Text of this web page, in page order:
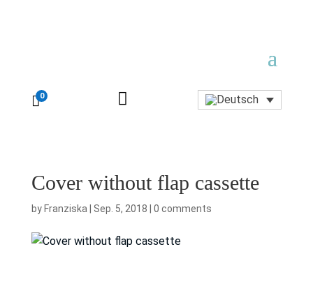
0 
Cover without flap cassette
by Franziska Sep. 5, 2018 0 comments